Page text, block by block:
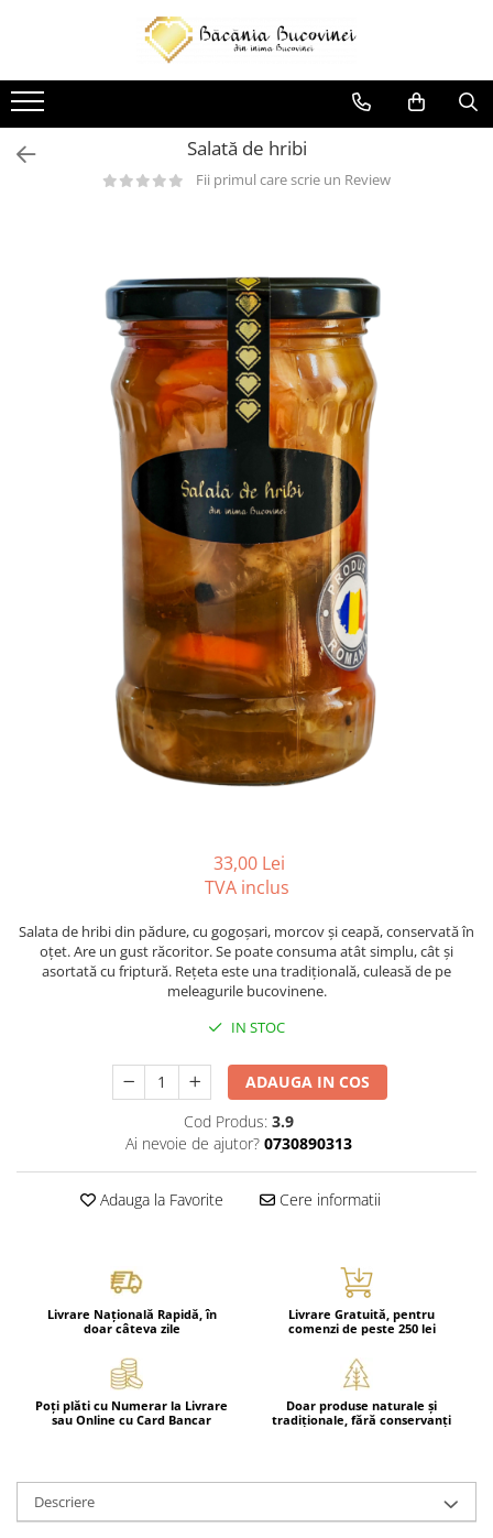
Zacusca
Desert
Muraturi si sosuri
Salată de hribi
Fii primul care scrie un Review
33,00 Lei
TVA inclus
Salata de hribi din pădure, cu gogoșari, morcov și ceapă, conservată în
oțet. Are un gust răcoritor. Se poate consuma atât simplu, cât și
asortată cu friptură. Rețeta este una tradițională, culeasă de pe
meleagurile bucovinene.
IN STOC
ADAUGA IN COS
Cod Produs: 3.9
Ai nevoie de ajutor? 0730890313
Adauga la Favorite Cere informatii
Livrare Națională Rapidă, în
doar câteva zile
Livrare Gratuită, pentru
comenzi de peste 250 lei
Poți plăti cu Numerar la Livrare
sau Online cu Card Bancar
Doar produse naturale și
tradiționale, fără conservanți
Descriere